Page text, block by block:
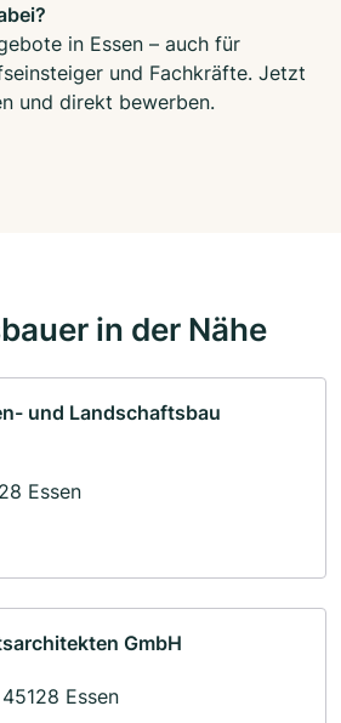
in Essen – auch für
und Fachkräfte. Jetzt
und direkt bewerben.
in der Nähe
und Landschaftsbau
Essen
GmbH
Essen